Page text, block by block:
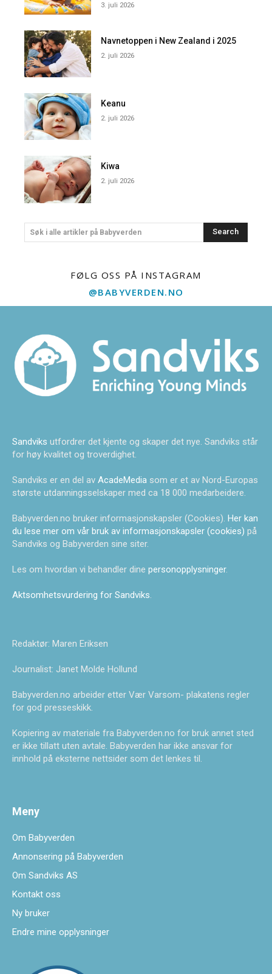
3. juli 2026
Navnetoppen i New Zealand i 2025
2. juli 2026
Keanu
2. juli 2026
Kiwa
2. juli 2026
Søk i alle artikler på Babyverden Search
FØLG OSS PÅ INSTAGRAM
@BABYVERDEN.NO
Sandviks utfordrer det kjente og skaper det nye. Sandviks står
for høy kvalitet og troverdighet.
Sandviks er en del av AcadeMedia som er et av Nord-Europas
største utdanningsselskaper med ca 18 000 medarbeidere.
Babyverden.no bruker informasjonskapsler (Cookies). Her kan
du lese mer om vår bruk av informasjonskapsler (cookies) på
Sandviks og Babyverden sine siter.
Les om hvordan vi behandler dine personopplysninger.
Aktsomhetsvurdering for Sandviks.
Redaktør: Maren Eriksen
Journalist: Janet Molde Hollund
Babyverden.no arbeider etter Vær Varsom- plakatens regler
for god presseskikk.
Kopiering av materiale fra Babyverden.no for bruk annet sted
er ikke tillatt uten avtale. Babyverden har ikke ansvar for
innhold på eksterne nettsider som det lenkes til.
Meny
Om Babyverden
Annonsering på Babyverden
Om Sandviks AS
Kontakt oss
Ny bruker
Endre mine opplysninger